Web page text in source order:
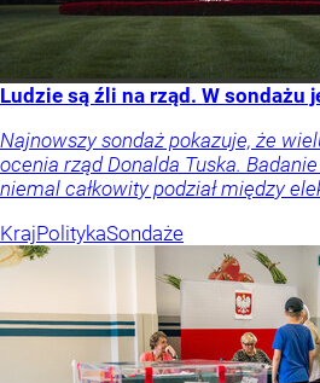
Ludzie są źli na rząd. W sondażu
Najnowszy sondaż pokazuje, że
ocenia rząd Donalda Tuska.
niemal całkowity podział między
KrajPolitykaSondaże